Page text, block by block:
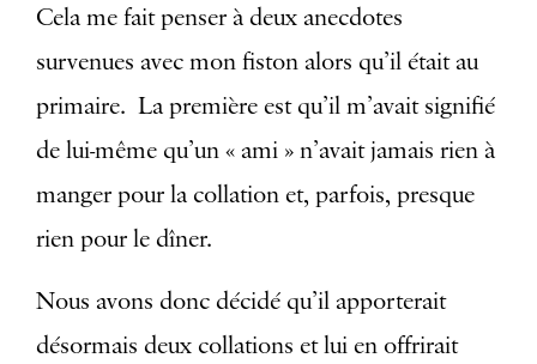
Cela me fait penser à deux anecdotes
survenues avec mon fiston alors qu’il était au
primaire. La première est qu’il m’avait signifié
de lui-même qu’un « ami » n’avait jamais rien à
manger pour la collation et, parfois, presque
rien pour le dîner.
Nous avons donc décidé qu’il apporterait
désormais deux collations et lui en offrirait